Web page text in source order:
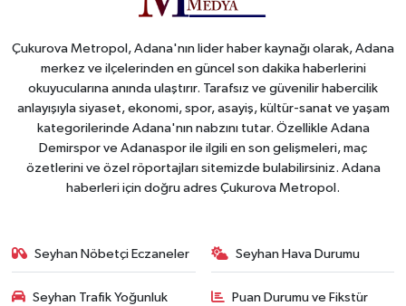
Çukurova Metropol, Adana'nın lider haber kaynağı olarak, Adana
merkez ve ilçelerinden en güncel son dakika haberlerini
okuyucularına anında ulaştırır. Tarafsız ve güvenilir habercilik
anlayışıyla siyaset, ekonomi, spor, asayiş, kültür-sanat ve yaşam
kategorilerinde Adana'nın nabzını tutar. Özellikle Adana
Demirspor ve Adanaspor ile ilgili en son gelişmeleri, maç
özetlerini ve özel röportajları sitemizde bulabilirsiniz. Adana
haberleri için doğru adres Çukurova Metropol.
Seyhan Nöbetçi Eczaneler Seyhan Hava Durumu
Seyhan Trafik Yoğunluk Puan Durumu ve Fikstür